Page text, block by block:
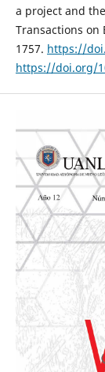
a project and
Transactions on
1757. https://
https://doi.org/